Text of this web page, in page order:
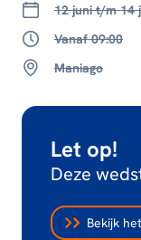
12 juni t/m 14
Vanaf 09:00
Maniago
Let op!
Deze
Bekijk